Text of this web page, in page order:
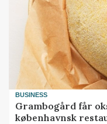
BUSINESS
Grambogård får
københavnsk